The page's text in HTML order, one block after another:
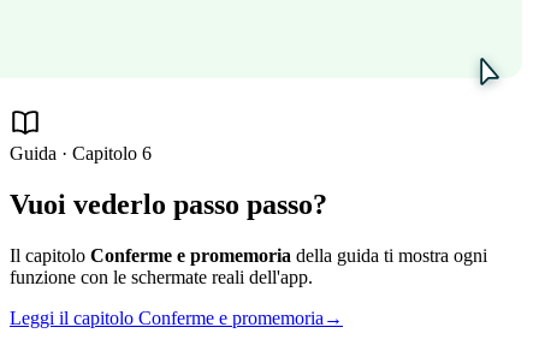
Guida · Capitolo 6
Vuoi vederlo passo passo?
Il capitolo Conferme e promemoria della guida ti mostra ogni
funzione con le schermate reali dell'app.
Leggi il capitolo Conferme e promemoria →